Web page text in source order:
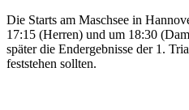
Die Starts am Maschsee in
17:15 (Herren) und um 18:30
später die Endergebnisse der 1.
feststehen sollten.